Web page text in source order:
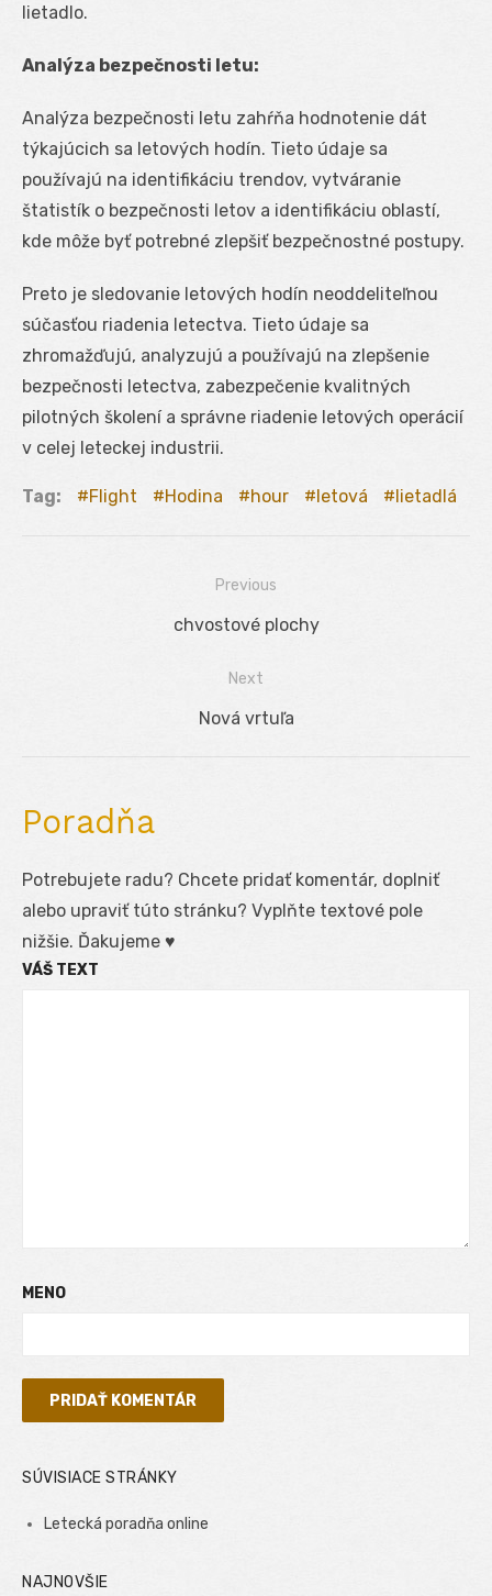
lietadlo.
Analýza bezpečnosti letu:
Analýza bezpečnosti letu zahŕňa hodnotenie dát
týkajúcich sa letových hodín. Tieto údaje sa
používajú na identifikáciu trendov, vytváranie
štatistík o bezpečnosti letov a identifikáciu oblastí,
kde môže byť potrebné zlepšiť bezpečnostné postupy.
Preto je sledovanie letových hodín neoddeliteľnou
súčasťou riadenia letectva. Tieto údaje sa
zhromažďujú, analyzujú a používajú na zlepšenie
bezpečnosti letectva, zabezpečenie kvalitných
pilotných školení a správne riadenie letových operácií
v celej leteckej industrii.
Tag: Flight Hodina hour letová lietadlá
Previous
Previous
chvostové plochy
Next
Next
Nová vrtuľa
Poradňa
Potrebujete radu? Chcete pridať komentár, doplniť
alebo upraviť túto stránku? Vyplňte textové pole
nižšie. Ďakujeme ♥
VÁŠ TEXT
MENO
SÚVISIACE STRÁNKY
Letecká poradňa online
NAJNOVŠIE